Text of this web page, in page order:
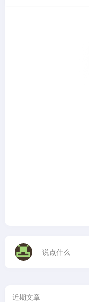
说点什么
近期文章